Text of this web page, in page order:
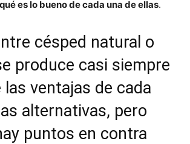
es lo bueno de cada una de ellas.
césped natural o
produce casi siempre
las ventajas de cada
alternativas, pero
puntos en contra